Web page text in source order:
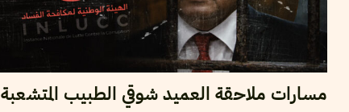
مسارات ملاحقة العميد شوقي الطبيب المتشعبة